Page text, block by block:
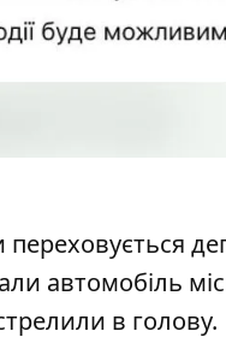
автомобіль
в голову.